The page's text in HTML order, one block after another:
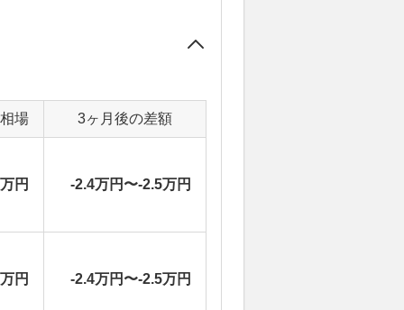
場 3ヶ月後の差額
円 -2.4万円〜-2.5万円
円 -2.4万円〜-2.5万円